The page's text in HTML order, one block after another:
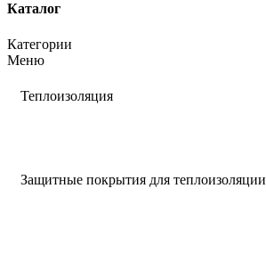
Каталог
Категории
Меню
Теплоизоляция
Защитные покрытия для теплоизоляции